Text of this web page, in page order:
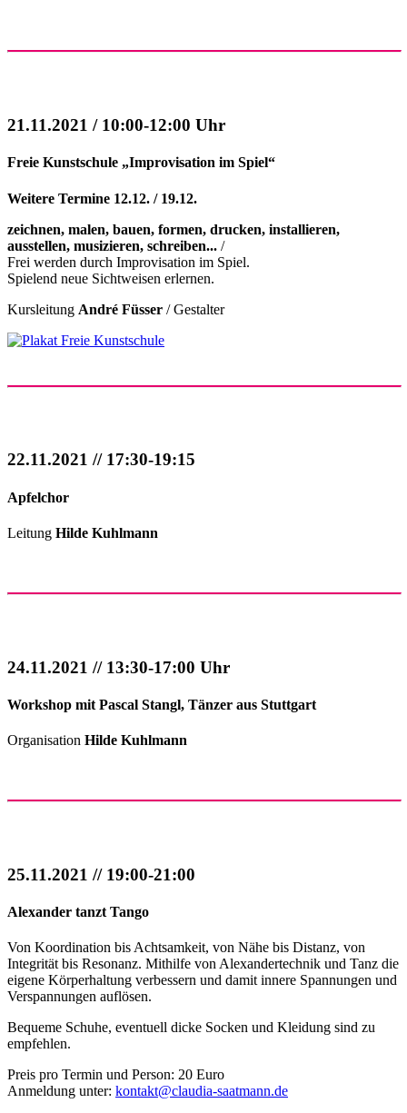
21.11.2021 / 10:00-12:00 Uhr
Freie Kunstschule „Improvisation im Spiel“
Weitere Termine 12.12. / 19.12.
zeichnen, malen, bauen, formen, drucken, installieren,
ausstellen, musizieren, schreiben... /
Frei werden durch Improvisation im Spiel.
Spielend neue Sichtweisen erlernen.
Kursleitung André Füsser / Gestalter
22.11.2021 // 17:30-19:15
Apfelchor
Leitung Hilde Kuhlmann
24.11.2021 // 13:30-17:00 Uhr
Workshop mit Pascal Stangl, Tänzer aus Stuttgart
Organisation Hilde Kuhlmann
25.11.2021 // 19:00-21:00
Alexander tanzt Tango
Von Koordination bis Achtsamkeit, von Nähe bis Distanz, von
Integrität bis Resonanz. Mithilfe von Alexandertechnik und Tanz die
eigene Körperhaltung verbessern und damit innere Spannungen und
Verspannungen auflösen.
Bequeme Schuhe, eventuell dicke Socken und Kleidung sind zu
empfehlen.
Preis pro Termin und Person: 20 Euro
Anmeldung unter: kontakt@claudia-saatmann.de